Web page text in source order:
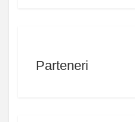
Parteneri